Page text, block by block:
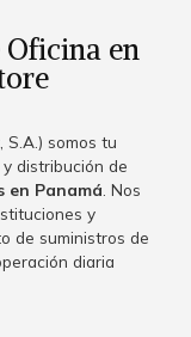
en
S.A.) somos tu
distribución de
en Panamá . Nos
y
de suministros de
diaria